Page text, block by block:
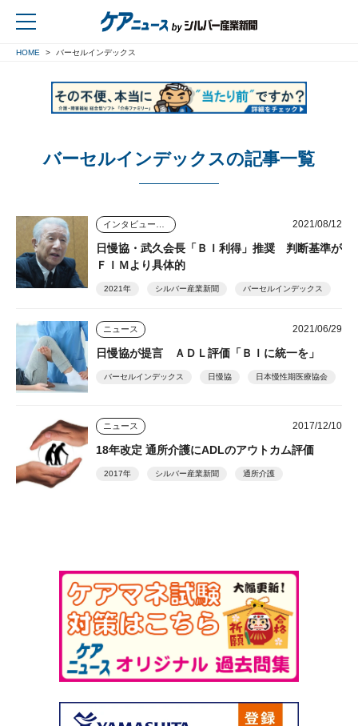
HOME バーセルインデックス
バーセルインデックスの記事一覧
2021/08/12
日慢協・武久会長「ＢＩ利得」推奨 判断基準が
ＦＩＭより具体的
2021年 シルバー産業新聞 バーセルインデックス
ニュース 2021/06/29
日慢協が提言 ＡＤＬ評価「ＢＩに統一を」
バーセルインデックス 日慢協 日本慢性期医療協会
ニュース 2017/12/10
18年改定 通所介護にADLのアウトカム評価
2017年 シルバー産業新聞 通所介護